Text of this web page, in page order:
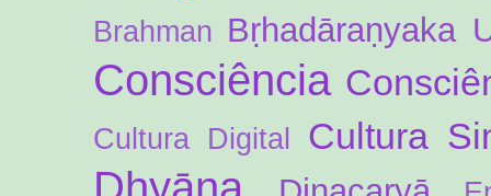
Brahman Bṛhadāraṇyaka
Consciência
Cultura Digital Cultura